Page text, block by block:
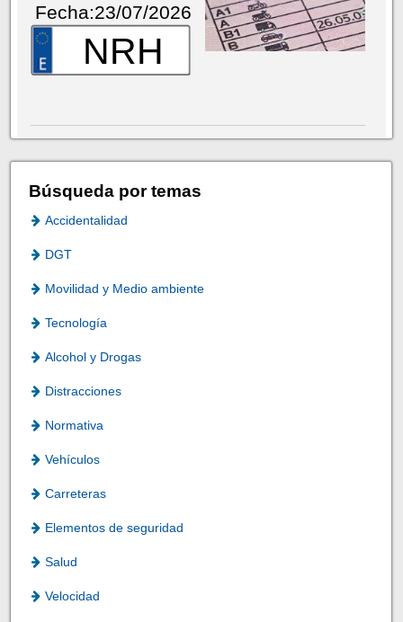
Fecha:23/07/2026
NRH
Búsqueda por temas
Accidentalidad
DGT
Movilidad y Medio ambiente
Tecnología
Alcohol y Drogas
Distracciones
Normativa
Vehículos
Carreteras
Elementos de seguridad
Salud
Velocidad